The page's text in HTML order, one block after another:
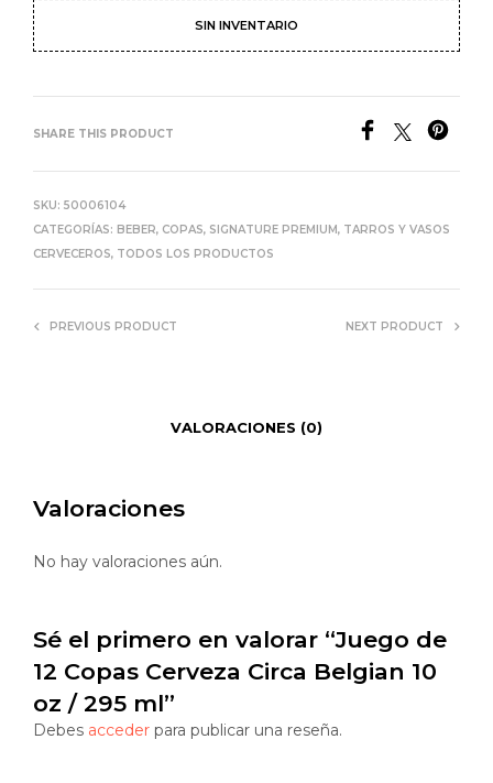
SIN INVENTARIO
SHARE THIS PRODUCT
SKU: 50006104
CATEGORÍAS: BEBER, COPAS, SIGNATURE PREMIUM, TARROS Y VASOS
CERVECEROS, TODOS LOS PRODUCTOS
PREVIOUS PRODUCT NEXT PRODUCT
VALORACIONES (0)
Valoraciones
No hay valoraciones aún.
Sé el primero en valorar “Juego de
12 Copas Cerveza Circa Belgian 10
oz / 295 ml”
Debes acceder para publicar una reseña.